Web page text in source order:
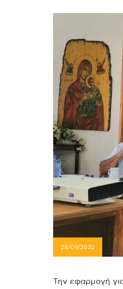
28/09/2022
Την εφαρμογή